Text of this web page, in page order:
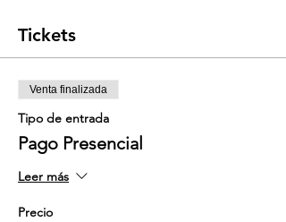
Tickets
Venta finalizada
Tipo de entrada
Pago Presencial
Leer más
Precio